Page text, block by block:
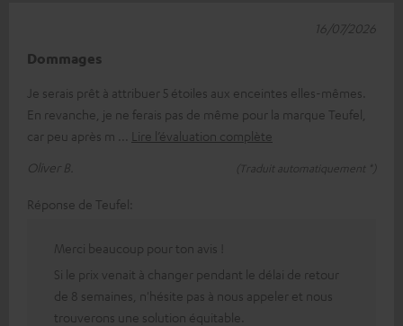
Dommages
Je serais prêt à attribuer 5 étoiles aux enceintes elles-mêmes.
En revanche, je ne ferais pas de même pour la marque Teufel,
car peu après m
Lire l’évaluation complète
Oliver B.
(Traduit automatiquement *)
16/07/2026
Réponse de Teufel:
Merci beaucoup pour ton avis !
Si le prix venait à changer pendant le délai de retour
de 8 semaines, n'hésite pas à nous appeler et nous
trouverons une solution équitable.